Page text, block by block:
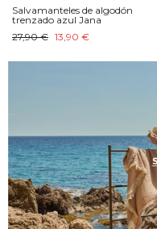
Alfombra de yute natural con
yute teñido Carlo
23,90 € – 211,90 €